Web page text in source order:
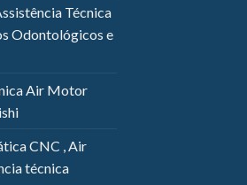
Técnica
Odontológicos e
Air Motor
CNC , Air
técnica